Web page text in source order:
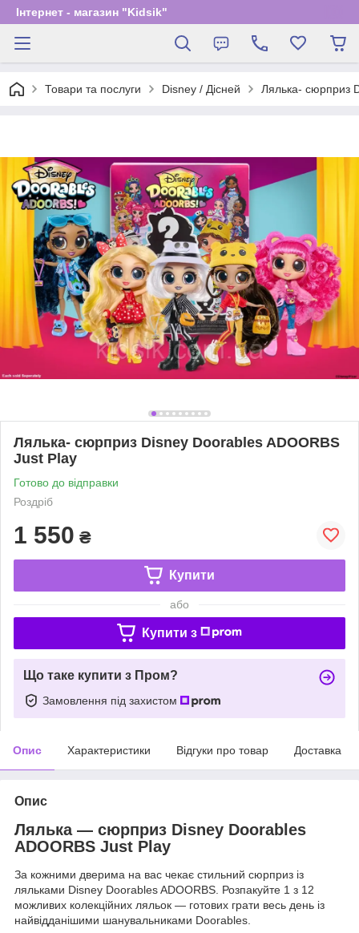
Інтернет - магазин "Kidsik"
Товари та послуги Disney / Дісней Лялька- сюрприз
Лялька- сюрприз Disney Doorables ADOORBS
Just Play
Готово до відправки
Роздріб
1 550 ₴
Купити
або
Купити з
Що таке купити з Пром?
Замовлення під захистом
Опис Характеристики Відгуки про товар Доставка
Опис
Лялька — сюрприз Disney Doorables
ADOORBS Just Play
За кожними дверима на вас чекає стильний сюрприз із
ляльками Disney Doorables ADOORBS. Розпакуйте 1 з 12
можливих колекційних ляльок — готових грати весь день із
найвідданішими шанувальниками Doorables.